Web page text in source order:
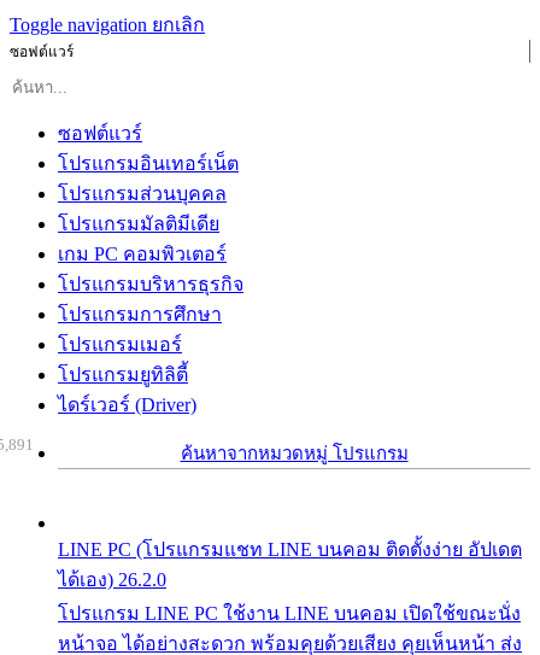
Toggle navigation ยกเลิก
ซอฟต์แวร์
ซอฟต์แวร์
โปรแกรมอินเทอร์เน็ต
โปรแกรมส่วนบุคคล
โปรแกรมมัลติมีเดีย
เกม PC คอมพิวเตอร์
โปรแกรมบริหารธุรกิจ
โปรแกรมการศึกษา
โปรแกรมเมอร์
โปรแกรมยูทิลิตี้
ไดร์เวอร์ (Driver)
ค้นหาจากหมวดหมู่ โปรแกรม
LINE PC (โปรแกรมแชท LINE บนคอม ติดตั้งง่าย อัปเดต
ได้เอง) 26.2.0
โปรแกรม LINE PC ใช้งาน LINE บนคอม เปิดใช้ขณะนั่ง
หน้าจอ ได้อย่างสะดวก พร้อมคุยด้วยเสียง คุยเห็นหน้า ส่ง